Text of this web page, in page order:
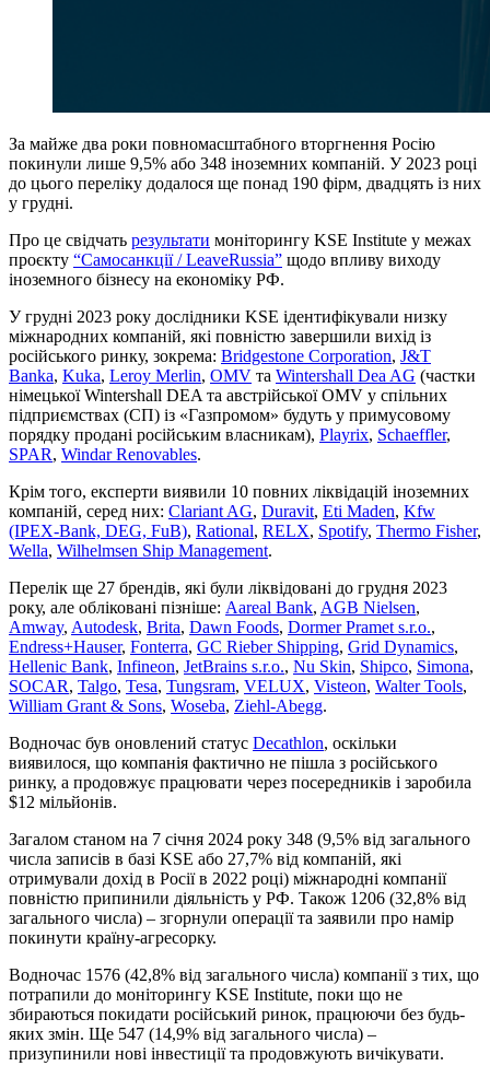
За майже два роки повномасштабного вторгнення Росію
покинули лише 9,5% або 348 іноземних компаній. У 2023 році
до цього переліку додалося ще понад 190 фірм, двадцять із них
у грудні.
Про це свідчать результати моніторингу KSE Institute у межах
проєкту “Самосанкції / LeaveRussia” щодо впливу виходу
іноземного бізнесу на економіку РФ.
У грудні 2023 року дослідники KSE ідентифікували низку
міжнародних компаній, які повністю завершили вихід із
російського ринку, зокрема: Bridgestone Corporation, J&T
Banka, Kuka, Leroy Merlin, OMV та Wintershall Dea AG (частки
німецької Wintershall DEA та австрійської OMV у спільних
підприємствах (СП) із «Газпромом» будуть у примусовому
порядку продані російським власникам), Playrix, Schaeffler,
SPAR, Windar Renovables.
Крім того, експерти виявили 10 повних ліквідацій іноземних
компаній, серед них: Clariant AG, Duravit, Eti Maden, Kfw
(IPEX-Bank, DEG, FuB), Rational, RELX, Spotify, Thermo Fisher,
Wella, Wilhelmsen Ship Management.
Перелік ще 27 брендів, які були ліквідовані до грудня 2023
року, але обліковані пізніше: Aareal Bank, AGB Nielsen,
Amway, Autodesk, Brita, Dawn Foods, Dormer Pramet s.r.o.,
Endress+Hauser, Fonterra, GC Rieber Shipping, Grid Dynamics,
Hellenic Bank, Infineon, JetBrains s.r.o., Nu Skin, Shipco, Simona,
SOCAR, Talgo, Tesa, Tungsram, VELUX, Visteon, Walter Tools,
William Grant & Sons, Woseba, Ziehl-Abegg.
Водночас був оновлений статус Decathlon, оскільки
виявилося, що компанія фактично не пішла з російського
ринку, а продовжує працювати через посередників і заробила
$12 мільйонів.
Загалом станом на 7 січня 2024 року 348 (9,5% від загального
числа записів в базі KSE або 27,7% від компаній, які
отримували дохід в Росії в 2022 році) міжнародні компанії
повністю припинили діяльність у РФ. Також 1206 (32,8% від
загального числа) – згорнули операції та заявили про намір
покинути країну-агресорку.
Водночас 1576 (42,8% від загального числа) компанії з тих, що
потрапили до моніторингу KSE Institute, поки що не
збираються покидати російський ринок, працюючи без будь-
яких змін. Ще 547 (14,9% від загального числа) –
призупинили нові інвестиції та продовжують вичікувати.